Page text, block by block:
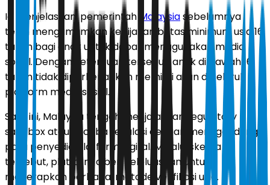
Ia menjelaskan, pemerintah Malaysiasebelumnya
telah mengumumkan kebijakan batas minimum usia 16
tahun bagi anak untuk dapat menggunakan media
sosial. Dengan ketentuan tersebut, anak di bawah 16
tahun tidak diperkenankan memiliki akun di seluruh
platform media sosial.
Saat ini, Malaysia tengah menjalankan regulatory
sandbox atau uji coba regulasi dengan menggandeng
para penyedia platform digital. Melalui skema
tersebut, platform diberi keleluasaan untuk
menerapkan berbagai metode verifikasi usia.